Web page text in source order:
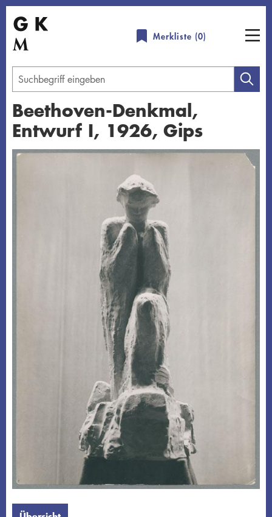
Direkt
zum
Inhalt
Merkliste (0)
Geben
Sie
einen
Suchbegriff
Beethoven-Denkmal,
Entwurf I, 1926, Gips